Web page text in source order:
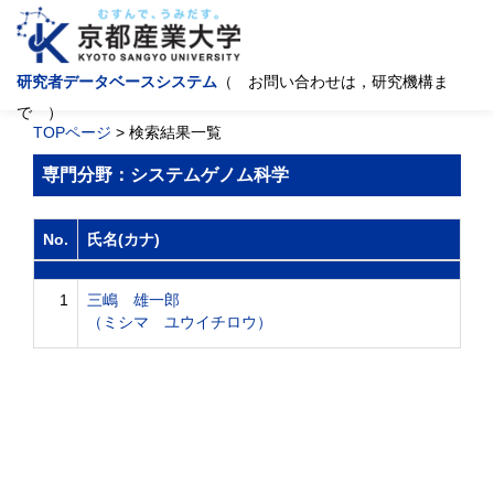
研究者データベースシステム （ お問い合わせは，研究機構ま
で ）
TOPページ > 検索結果一覧
専門分野：システムゲノム科学
No. 氏名(カナ)
1
三嶋 雄一郎
（ミシマ ユウイチロウ）